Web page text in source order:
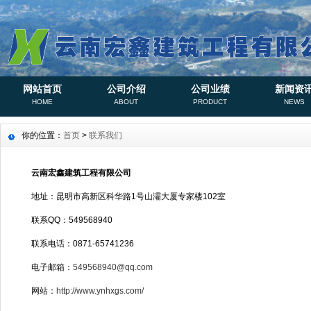
网站首页
HOME
公司介绍
ABOUT
公司业绩
PRODUCT
新闻资
NEWS
你的位置： 首页 > 联系我们
云南宏鑫建筑工程有限公司
地址：昆明市高新区科华路1号山灞大厦专家楼102室
联系QQ：549568940
联系电话：0871-65741236
电子邮箱： 549568940@qq.com
网站： http://www.ynhxgs.com/